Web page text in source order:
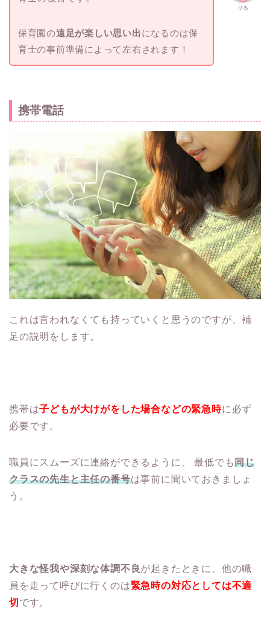
りる
保育園の遠足が楽しい思い出になるのは保
育士の事前準備によって左右されます！
携帯電話
これは言われなくても持っていくと思うのですが、補
足の説明をします。
携帯は子どもが大けがをした場合などの緊急時に必ず
必要です。
職員にスムーズに連絡ができるように、 最低でも同じ
クラスの先生と主任の番号は事前に聞いておきましょ
う。
大きな怪我や深刻な体調不良が起きたときに、他の職
員を走って呼びに行くのは緊急時の対応としては不適
切 です。